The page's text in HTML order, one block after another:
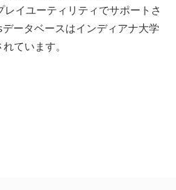
レイユーティリティでサポートさ
ータベースはインディアナ大学
ています。